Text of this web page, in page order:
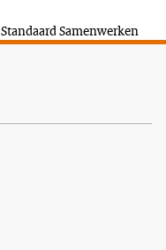
Standaard Samenwerken